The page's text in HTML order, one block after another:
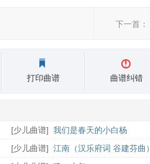
下一首：
打印曲谱 曲谱纠错
[少儿曲谱] 我们是春天的小白杨
[少儿曲谱] 江南（汉乐府词 谷建芬曲）